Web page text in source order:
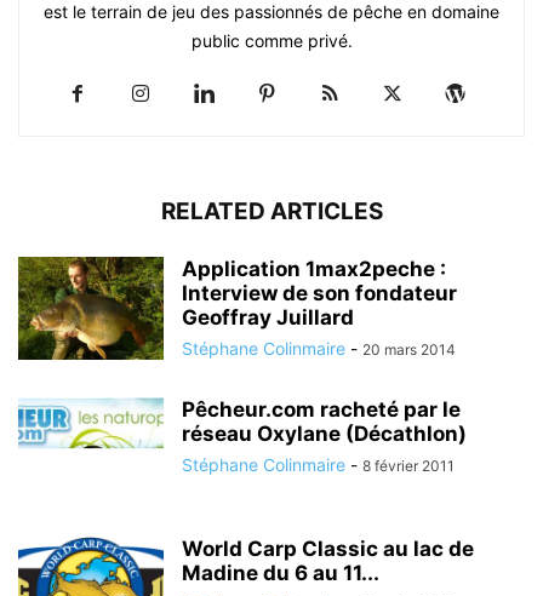
est le terrain de jeu des passionnés de pêche en domaine
public comme privé.
RELATED ARTICLES
Application 1max2peche :
Interview de son fondateur
Geoffray Juillard
Stéphane Colinmaire - 20 mars 2014
Pêcheur.com racheté par le
réseau Oxylane (Décathlon)
Stéphane Colinmaire - 8 février 2011
World Carp Classic au lac de
Madine du 6 au 11...